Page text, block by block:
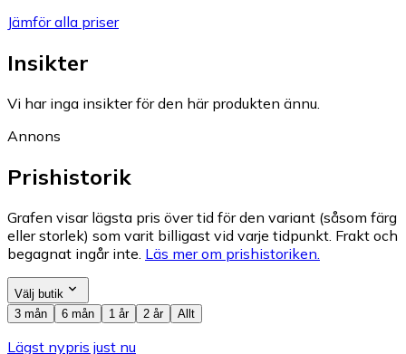
Jämför alla priser
Insikter
Vi har inga insikter för den här produkten ännu.
Annons
Prishistorik
Grafen visar lägsta pris över tid för den variant (såsom färg
eller storlek) som varit billigast vid varje tidpunkt. Frakt och
begagnat ingår inte. Läs mer om prishistoriken.
Välj butik
3 mån
6 mån 1 år 2 år Allt
Lägst nypris just nu